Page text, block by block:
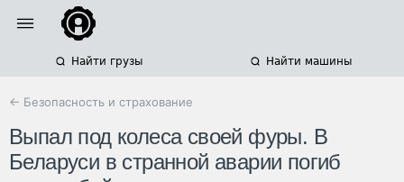
Найти грузы Найти машины
← Безопасность и страхование
Выпал под колеса своей фуры. В
Беларуси в странной аварии погиб